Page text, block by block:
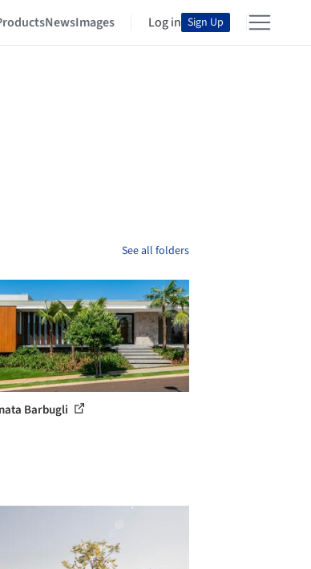
NewsImages Log in Sign Up
See all folders
Barbugli